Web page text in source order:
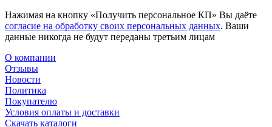
Нажимая на кнопку «Получить персональное КП» Вы даёте
согласие на обработку своих персональных данных. Ваши
данные никогда не будут переданы третьим лицам
О компании
Отзывы
Новости
Политика
Покупателю
Условия оплаты и доставки
Скачать каталоги